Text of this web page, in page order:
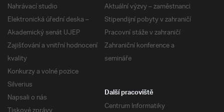
Nahrávací studio
Elektronická úřední deska –
Akademický senát UJEP
Zajišťování a vnitřní hodnocení
kvality
Konkurzy a volné pozice
Silverius
Napsali o nás
Aktuální výzvy – zaměstnanci
Stipendijní pobyty v zahraničí
Pracovní stáže v zahraničí
Zahraniční konference a
semináře
Další pracoviště
Centrum Informatiky